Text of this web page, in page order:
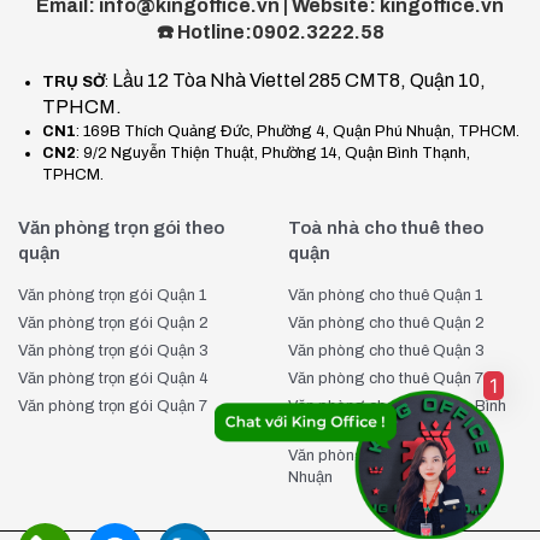
Serepok kết hợp cùng dịch vụ chuyên nghiệp của King
doanh nghiệp quyết định đặt văn phòng tạiSerepok Điện
Biên Phủ Quận 3
làm việc chuyên nghiệp, giúp nâng tầm đẳng cấp thương
hiệu của bạn ngay hôm nay.Tại sao nên thuê văn phòng
đơn vịcho thuê văn phòng
uy tín và chuyên nghiệp, quản lý
hơn 2000 tòa nhà văn phòng trên toàn quốc. Khi thuê văn
phòng Hometalk Office Building Bình Thạnh qua King Office,
bạn sẽ được hưởng những lợi ích vượt trội sau:
Quản lý hơn 2000 tòa nhà văn phòng : Đảm bảo bạn
tìm được không gian làm việc phù hợp nhanh chóng và dễ
Báo giá nhanh chuẩn xác trong 5 phút: Tiết kiệm
thời gian của bạn với thông tin giá cả chính xác và kịp thời.
Cập nhật giá thuê văn phòng liên tục mỗi ngày
Email: info@kingoffice.vn | Website: kingoffice.vn
☎️ Hotline:0902.3222.58
TRỤ SỞ: Lầu 12 Tòa Nhà Viettel 285 CMT8, Quận 10,
TPHCM.
CN1: 169B Thích Quảng Đức, Phường 4, Quận Phú Nhuận, TPHCM.
CN2: 9/2 Nguyễn Thiện Thuật, Phường 14, Quận Bình Thạnh,
TPHCM.
Văn phòng trọn gói theo
quận
Văn phòng trọn gói Quận 1
Văn phòng trọn gói Quận 2
Văn phòng trọn gói Quận 3
Văn phòng trọn gói Quận 4
Văn phòng trọn gói Quận 7
Toà nhà cho thuê theo
quận
Văn phòng cho thuê Quận 1
Văn phòng cho thuê Quận 2
Văn phòng cho thuê Quận 3
Văn phòng cho thuê Quận 7
Văn phòng cho thuê Quận Bình
Thạnh
Văn phòng cho thuê Quận Phú
Nhuận
1